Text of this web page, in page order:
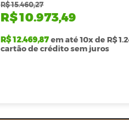
R$ 15.460,27
R$ 10.973,49
R$ 12.469,87em até 10x de R$
cartão de crédito sem juros